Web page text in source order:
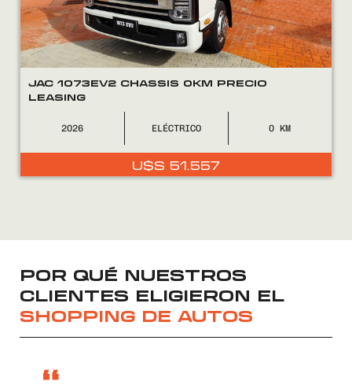
CONTACTO
08002525
JAC 1073EV2 CHASSIS 0KM PRECIO
LEASING
2026 ELÉCTRICO 0
U$S 51.557
POR QUÉ NUESTROS
CLIENTES ELIGIERON EL
SHOPPING DE AUTOS